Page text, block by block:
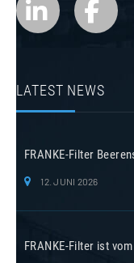
LATEST NEWS
FRANKE-Filter
12. JUNI 2026
FRANKE-Filter ist